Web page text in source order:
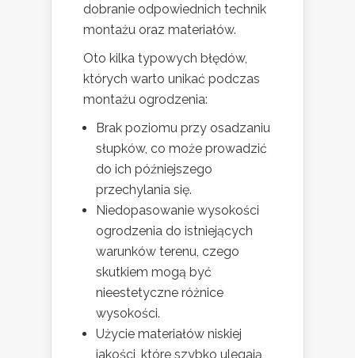
dobranie odpowiednich technik
montażu oraz materiałów.
Oto kilka typowych błędów,
których warto unikać podczas
montażu ogrodzenia:
Brak poziomu przy osadzaniu
słupków, co może prowadzić
do ich późniejszego
przechylania się.
Niedopasowanie wysokości
ogrodzenia do istniejących
warunków terenu, czego
skutkiem mogą być
nieestetyczne różnice
wysokości.
Użycie materiałów niskiej
jakości, które szybko ulegają